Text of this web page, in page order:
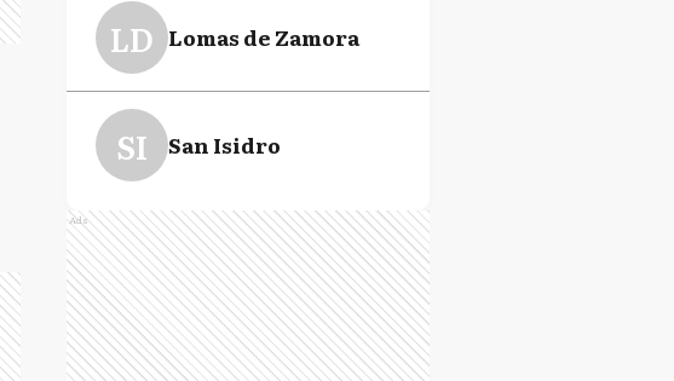
LD Lomas de Zamora
SI San Isidro
Ads